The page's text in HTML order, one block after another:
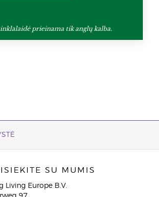
prieinama tik anglų kalba.
SU MUMIS
Living Europe B.V.